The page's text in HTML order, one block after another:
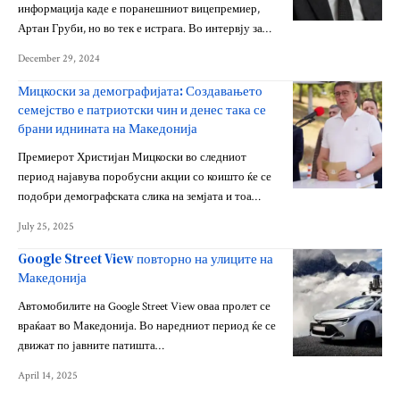
информација каде е поранешниот вицепремиер,
Артан Груби, но во тек е истрага. Во интервју за…
December 29, 2024
Мицкоски за демографијата: Создавањето
семејство е патриотски чин и денес така се
брани иднината на Македонија
Премиерот Христијан Мицкоски во следниот
период најавува поробусни акции со коишто ќе се
подобри демографската слика на земјата и тоа…
July 25, 2025
Google Street View повторно на улиците на
Македонија
Автомобилите на Google Street View оваа пролет се
враќаат во Македонија. Во наредниот период ќе се
движат по јавните патишта…
April 14, 2025